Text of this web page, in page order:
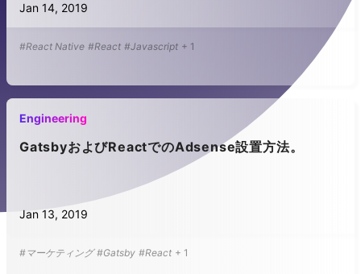
Jan 14, 2019
#React Native #React #Javascript + 1
Engineering
GatsbyおよびReactでのAdsense設置方法。
Jan 13, 2019
#マーケティング #Gatsby #React + 1